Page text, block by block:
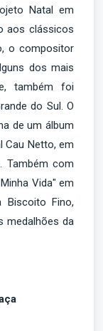
Natal em
aos clássicos
o compositor
dos mais
também foi
do Sul. O
de um álbum
Cau Netto, em
Também com
Vida" em
Biscoito Fino,
medalhões da